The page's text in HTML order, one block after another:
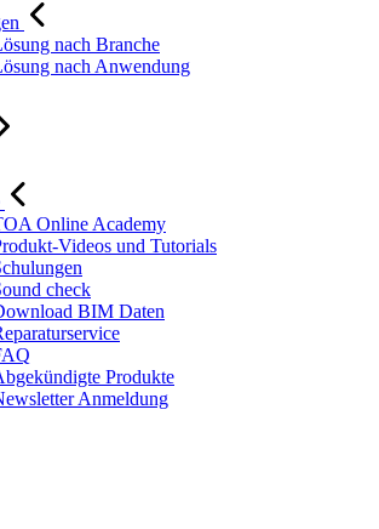
nach Branche
nach Anwendung
Online Academy
Videos und Tutorials
check
BIM Daten
Produkte
Anmeldung